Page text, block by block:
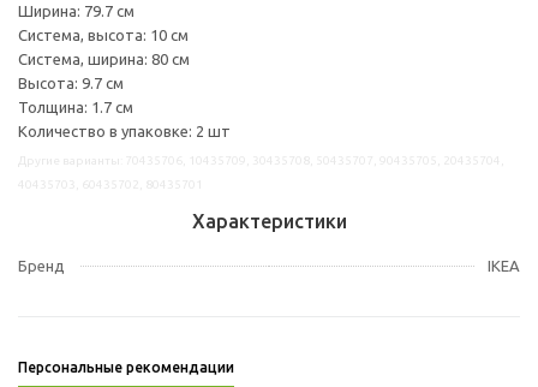
Ширина: 79.7 см
Система, высота: 10 см
Система, ширина: 80 см
Высота: 9.7 см
Толщина: 1.7 см
Количество в упаковке: 2 шт
Характеристики
Бренд IKEA
Персональные рекомендации